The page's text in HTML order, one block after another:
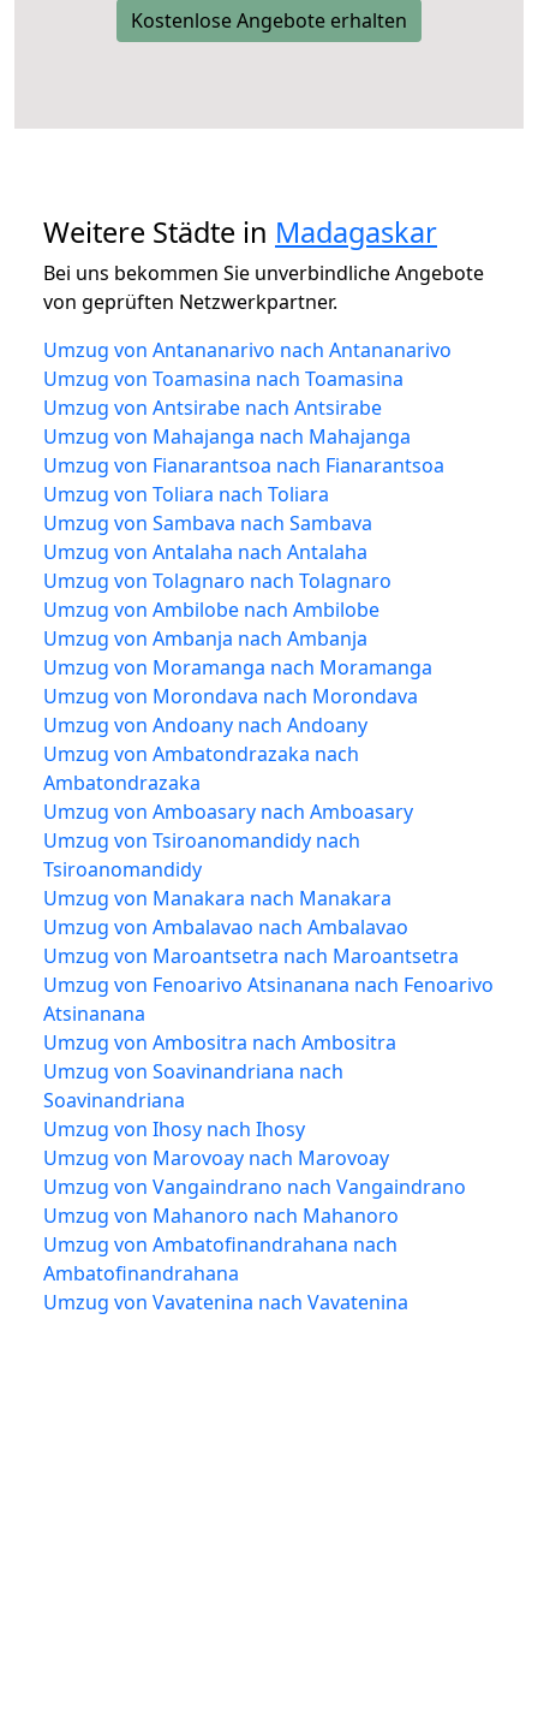
Kostenlose Angebote erhalten
Weitere Städte in Madagaskar
Bei uns bekommen Sie unverbindliche Angebote
von geprüften Netzwerkpartner.
Umzug von Antananarivo nach Antananarivo
Umzug von Toamasina nach Toamasina
Umzug von Antsirabe nach Antsirabe
Umzug von Mahajanga nach Mahajanga
Umzug von Fianarantsoa nach Fianarantsoa
Umzug von Toliara nach Toliara
Umzug von Sambava nach Sambava
Umzug von Antalaha nach Antalaha
Umzug von Tolagnaro nach Tolagnaro
Umzug von Ambilobe nach Ambilobe
Umzug von Ambanja nach Ambanja
Umzug von Moramanga nach Moramanga
Umzug von Morondava nach Morondava
Umzug von Andoany nach Andoany
Umzug von Ambatondrazaka nach
Ambatondrazaka
Umzug von Amboasary nach Amboasary
Umzug von Tsiroanomandidy nach
Tsiroanomandidy
Umzug von Manakara nach Manakara
Umzug von Ambalavao nach Ambalavao
Umzug von Maroantsetra nach Maroantsetra
Umzug von Fenoarivo Atsinanana nach Fenoarivo
Atsinanana
Umzug von Ambositra nach Ambositra
Umzug von Soavinandriana nach
Soavinandriana
Umzug von Ihosy nach Ihosy
Umzug von Marovoay nach Marovoay
Umzug von Vangaindrano nach Vangaindrano
Umzug von Mahanoro nach Mahanoro
Umzug von Ambatofinandrahana nach
Ambatofinandrahana
Umzug von Vavatenina nach Vavatenina